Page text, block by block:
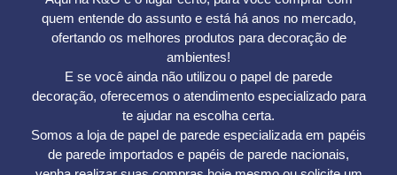
quem entende do assunto e está há anos no mercado,
ofertando os melhores produtos para decoração de
ambientes!
E se você ainda não utilizou o papel de parede
decoração, oferecemos o atendimento especializado para
te ajudar na escolha certa.
Somos a loja de papel de parede especializada em papéis
de parede importados e papéis de parede nacionais,